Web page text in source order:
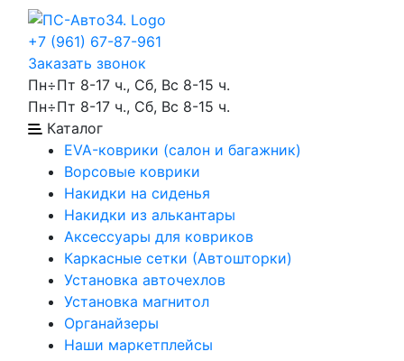
+7 (961) 67-87-961
Заказать звонок
Пн÷Пт 8-17 ч., Сб, Вс 8-15 ч.
Пн÷Пт 8-17 ч., Сб, Вс 8-15 ч.
Каталог
EVA-коврики (салон и багажник)
Ворсовые коврики
Накидки на сиденья
Накидки из алькантары
Аксессуары для ковриков
Каркасные сетки (Автошторки)
Установка авточехлов
Установка магнитол
Органайзеры
Наши маркетплейсы